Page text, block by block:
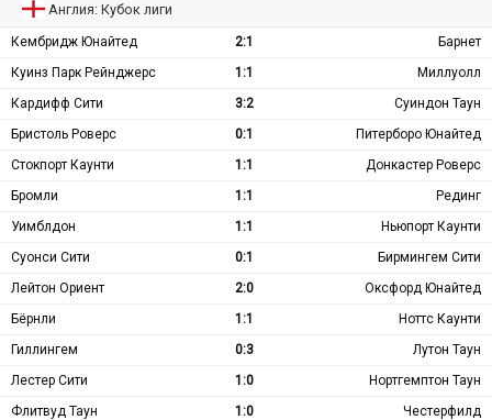
Англия: Кубок лиги
Кембридж Юнайтед 2:1
Барнет
Куинз Парк Рейнджерс
1:1
Миллуолл
Кардифф Сити
3:2
Суиндон Таун
Бристоль Роверс
0:1
Питерборо Юнайтед
Стокпорт Каунти
1:1
Донкастер Роверс
Бромли
1:1
Рединг
Уимблдон
1:1
Ньюпорт Каунти
Суонси Сити
0:1
Бирмингем Сити
Лейтон Ориент
2:0
Оксфорд Юнайтед
Бёрнли
1:1
Ноттс Каунти
Гиллингем
0:3
Лутон Таун
Лестер Сити
1:0
Нортгемптон Таун
Флитвуд Таун
1:0
Честерфилд